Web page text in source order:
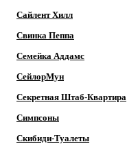
Сайлент Хилл
Свинка Пеппа
Семейка Аддамс
СейлорМун
Секретная Штаб-Квартира
Симпсоны
Скибиди-Туалеты